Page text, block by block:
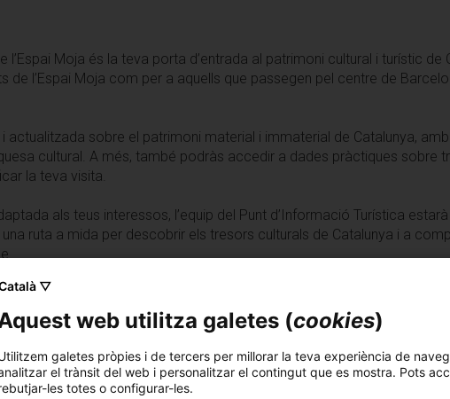
l’Espai Moja és la teva porta d’entrada al patrimoni cultural i turístic
de l’Espai Moja com per a aquells que passegen pel centre de
actualitzada sobre el patrimoni material i immaterial de Catalunya,
cultural. A més, també podràs accedir a dades pràctiques sobre
la teva visita.
als teus interessos, l’equip del Punt d’Informació Turística
ruta a mida per descobrir els tresors culturals de Catalunya i a
Moja i descobreix tot el que Catalunya té per oferir!
▽
web utilitza galetes (cookies)
galetes pròpies i de tercers per millorar la teva experiència de
el trànsit del web i personalitzar el contingut que es mostra. Pots
les totes o configurar-les.